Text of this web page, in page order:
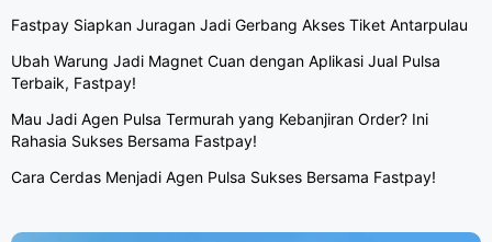
Fastpay Siapkan Juragan Jadi Gerbang Akses Tiket Antarpulau
Ubah Warung Jadi Magnet Cuan dengan Aplikasi Jual Pulsa
Terbaik, Fastpay!
Mau Jadi Agen Pulsa Termurah yang Kebanjiran Order? Ini
Rahasia Sukses Bersama Fastpay!
Cara Cerdas Menjadi Agen Pulsa Sukses Bersama Fastpay!